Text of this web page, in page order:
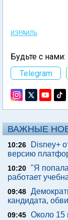
ИЗРАИЛЬ
Будьте с нами:
Telegram
ВАЖНЫЕ
10:26
Disney+
версию
10:20 "Я
работает
09:48
кандидата,
09:45 Около 15